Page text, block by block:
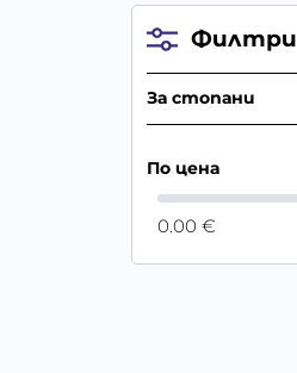
Филтри
За стопани
По цена
0.00 €